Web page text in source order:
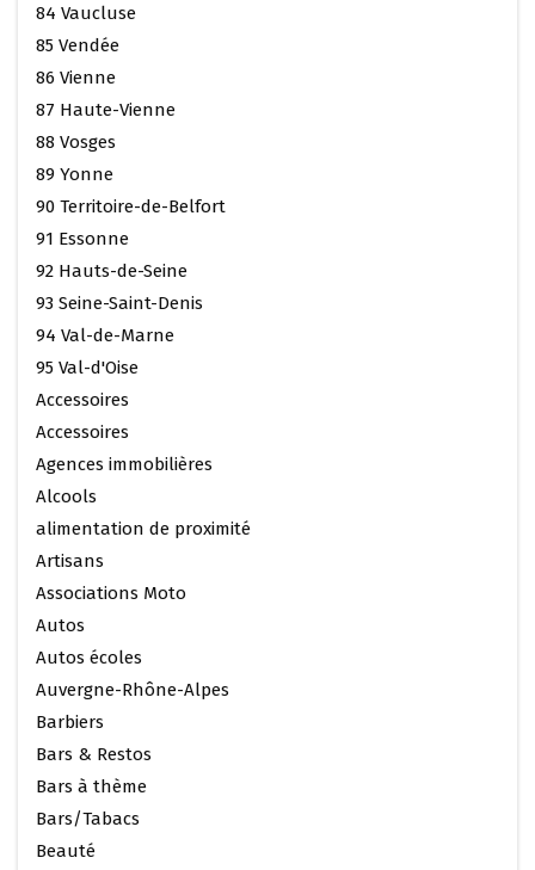
84 Vaucluse
85 Vendée
86 Vienne
87 Haute-Vienne
88 Vosges
89 Yonne
90 Territoire-de-Belfort
91 Essonne
92 Hauts-de-Seine
93 Seine-Saint-Denis
94 Val-de-Marne
95 Val-d'Oise
Accessoires
Accessoires
Agences immobilières
Alcools
alimentation de proximité
Artisans
Associations Moto
Autos
Autos écoles
Auvergne-Rhône-Alpes
Barbiers
Bars & Restos
Bars à thème
Bars/Tabacs
Beauté